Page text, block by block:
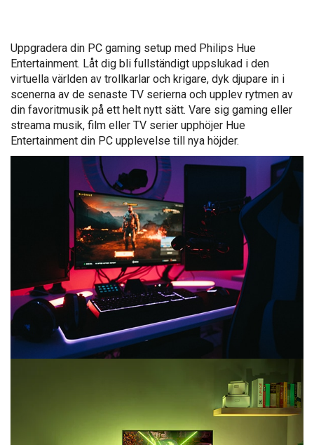
Uppgradera din PC gaming setup med Philips Hue
Entertainment. Låt dig bli fullständigt uppslukad i den
virtuella världen av trollkarlar och krigare, dyk djupare in i
scenerna av de senaste TV serierna och upplev rytmen av
din favoritmusik på ett helt nytt sätt. Vare sig gaming eller
streama musik, film eller TV serier upphöjer Hue
Entertainment din PC upplevelse till nya höjder.